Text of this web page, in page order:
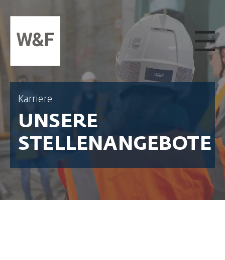
ZUM INHALT SPRINGEN
Karriere
UNSERE
STELLENANGEBOTE